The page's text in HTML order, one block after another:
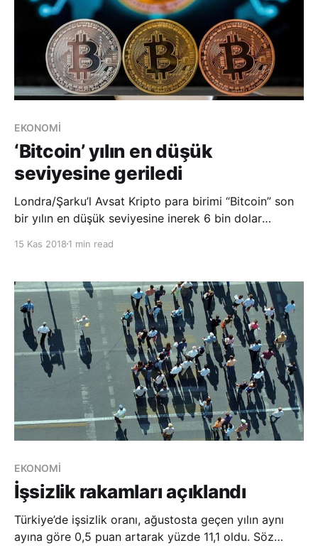
EKONOMİ
‘Bitcoin’ yılın en düşük
seviyesine geriledi
Londra/Şarku’l Avsat Kripto para birimi “Bitcoin” son
bir yılın en düşük seviyesine inerek 6 bin dolar
birimlerinin de değer kaybetmesine neden oldu.
dolara geriledi. En çok işlem gören diğer kri
15 Kas 2018 1 min read
EKONOMİ
İşsizlik rakamları açıklandı
Türkiye’de işsizlik oranı, ağustosta geçen yılın aynı
ayına göre 0,5 puan artarak yüzde 11,1 oldu. Söz